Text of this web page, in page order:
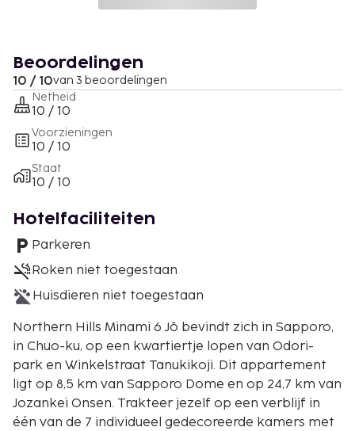
Beoordelingen
10 / 10van 3 beoordelingen
Netheid
10 / 10
Voorzieningen
10 / 10
Staat
10 / 10
Hotelfaciliteiten
Parkeren
Roken niet toegestaan
Huisdieren niet toegestaan
Northern Hills Minami 6 Jō bevindt zich in Sapporo,
in Chuo-ku, op een kwartiertje lopen van Odori-
park en Winkelstraat Tanukikoji. Dit appartement
ligt op 8,5 km van Sapporo Dome en op 24,7 km van
Jozankei Onsen. Trakteer jezelf op een verblijf in
één van de 7 individueel gedecoreerde kamers met